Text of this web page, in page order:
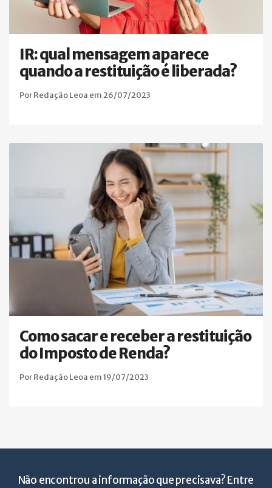
IR: qual mensagem aparece
quando a restituição é liberada?
Por Redação Leoa em 26/07/2023
Como sacar e receber a restituição
do Imposto de Renda?
Por Redação Leoa em 19/07/2023
Não encontrou a informação que precisava? Entre